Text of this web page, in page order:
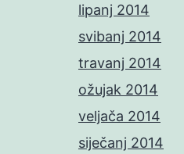
lipanj 2014
svibanj 2014
travanj 2014
ožujak 2014
veljača 2014
siječanj 2014